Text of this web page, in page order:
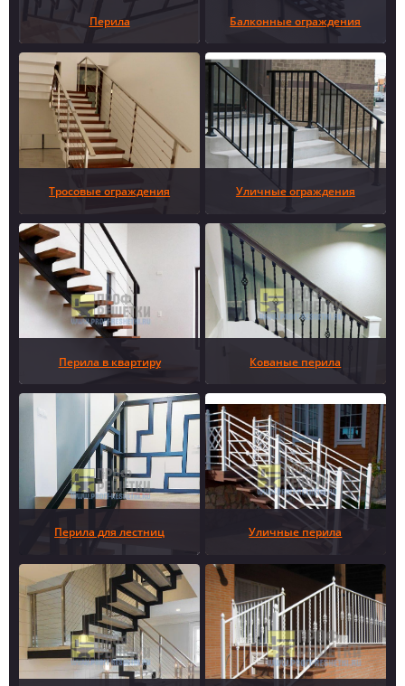
Перила Балконные ограждения
Тросовые ограждения Уличные ограждения
Перила в квартиру Кованые перила
Перила для лестниц Уличные перила